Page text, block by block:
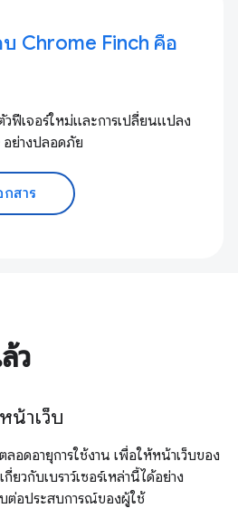
Chrome Finch คือ
วฟีเจอร์ใหม่และการเปลี่ยนแปลง
ย่างปลอดภัย
กสาร
ว
น้าเว็บ
อดอายุการใช้งาน เพื่อให้หน้าเว็บของ
ยวกับเบราว์เซอร์เหล่านี้ได้อย่าง
ต่อประสบการณ์ของผู้ใช้